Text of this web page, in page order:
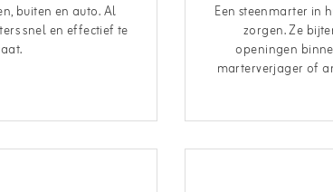
buiten en auto. Al
snel en effectief te
Een steenmarter in
zorgen. Ze
openingen
marterverjager of